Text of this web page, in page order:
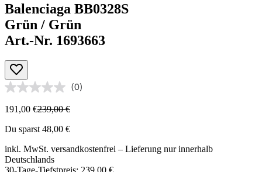
Balenciaga BB0328S
Grün / Grün
Art.-Nr. 1693663
(0)
191,00 €239,00 €
Du sparst 48,00 €
inkl. MwSt. versandkostenfrei – Lieferung nur innerhalb
Deutschlands
30-Tage-Tiefstpreis: 239,00 €